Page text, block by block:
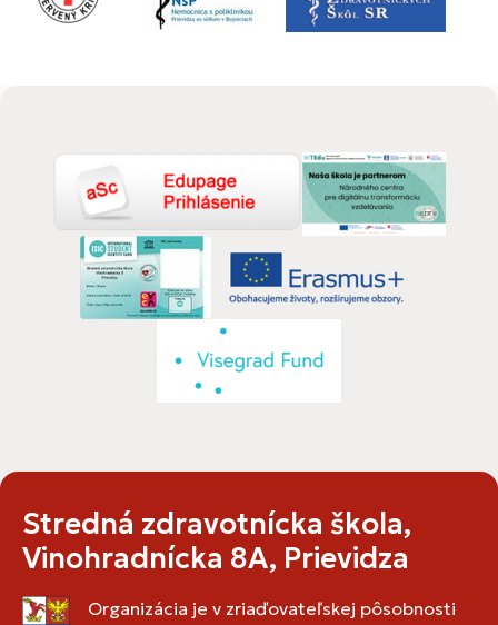
Stredná zdravotnícka škola,
Vinohradnícka 8A, Prievidza
Organizácia je v zriaďovateľskej pôsobnosti